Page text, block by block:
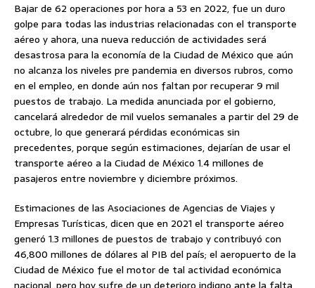
Bajar de 62 operaciones por hora a 53 en 2022, fue un duro
golpe para todas las industrias relacionadas con el transporte
aéreo y ahora, una nueva reducción de actividades será
desastrosa para la economía de la Ciudad de México que aún
no alcanza los niveles pre pandemia en diversos rubros, como
en el empleo, en donde aún nos faltan por recuperar 9 mil
puestos de trabajo. La medida anunciada por el gobierno,
cancelará alrededor de mil vuelos semanales a partir del 29 de
octubre, lo que generará pérdidas económicas sin
precedentes, porque según estimaciones, dejarían de usar el
transporte aéreo a la Ciudad de México 1.4 millones de
pasajeros entre noviembre y diciembre próximos.
Estimaciones de las Asociaciones de Agencias de Viajes y
Empresas Turísticas, dicen que en 2021 el transporte aéreo
generó 1.3 millones de puestos de trabajo y contribuyó con
46,800 millones de dólares al PIB del país; el aeropuerto de la
Ciudad de México fue el motor de tal actividad económica